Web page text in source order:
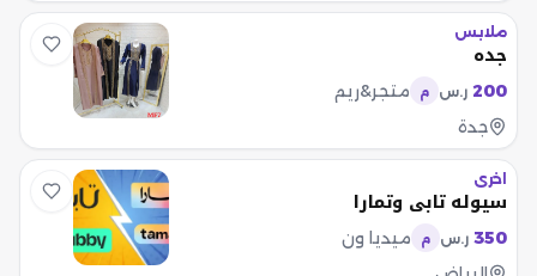
ملابس
جده
200 ر.س م
متجر&ريم
جدة
اخرى
سيوله تابي وتمارا
350 ر.س م
ميديا ون